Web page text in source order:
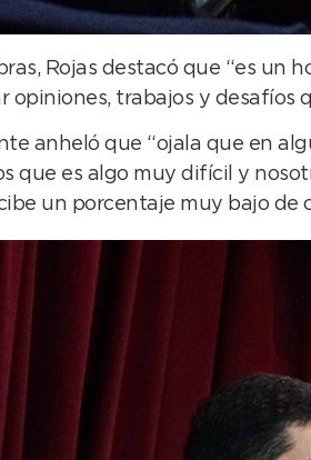
Rojas destacó que “es
opiniones, trabajos y desafíos
anheló que “ojala que en
que es algo muy difícil y
un porcentaje muy bajo de